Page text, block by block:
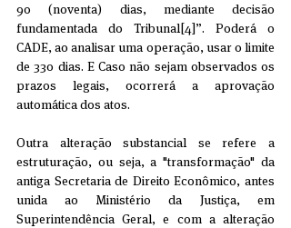
90 (noventa) dias, mediante decisão
fundamentada do Tribunal[4]”. Poderá o
CADE, ao analisar uma operação, usar o limite
de 330 dias. E Caso não sejam observados os
prazos legais, ocorrerá a aprovação
automática dos atos.
Outra alteração substancial se refere a
estruturação, ou seja, a "transformação" da
antiga Secretaria de Direito Econômico, antes
unida ao Ministério da Justiça, em
Superintendência Geral, e com a alteração